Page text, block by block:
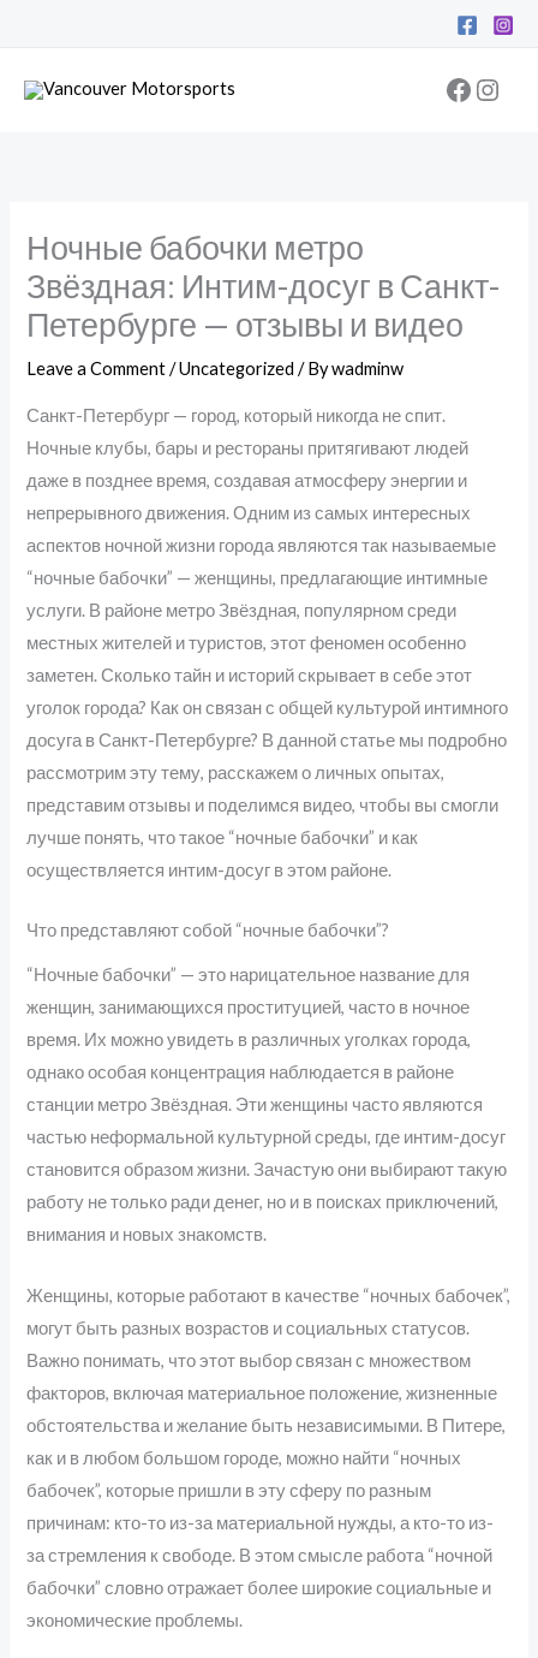
content
Ночные бабочки метро
Звёздная: Интим-досуг в Санкт-
Петербурге — отзывы и видео
Leave a Comment /Uncategorized / Bywadminw
Санкт-Петербург — город, который никогда не спит.
Ночные клубы, бары и рестораны притягивают людей
даже в позднее время, создавая атмосферу энергии и
непрерывного движения. Одним из самых интересных
аспектов ночной жизни города являются так называемые
“ночные бабочки” — женщины, предлагающие интимные
услуги. В районе метро Звёздная, популярном среди
местных жителей и туристов, этот феномен особенно
заметен. Сколько тайн и историй скрывает в себе этот
уголок города? Как он связан с общей культурой интимного
досуга в Санкт-Петербурге? В данной статье мы подробно
рассмотрим эту тему, расскажем о личных опытах,
представим отзывы и поделимся видео, чтобы вы смогли
лучше понять, что такое “ночные бабочки” и как
осуществляется интим-досуг в этом районе.
Что представляют собой “ночные бабочки”?
“Ночные бабочки” — это нарицательное название для
женщин, занимающихся проституцией, часто в ночное
время. Их можно увидеть в различных уголках города,
однако особая концентрация наблюдается в районе
станции метро Звёздная. Эти женщины часто являются
частью неформальной культурной среды, где интим-досуг
становится образом жизни. Зачастую они выбирают такую
работу не только ради денег, но и в поисках приключений,
внимания и новых знакомств.
Женщины, которые работают в качестве “ночных бабочек”,
могут быть разных возрастов и социальных статусов.
Важно понимать, что этот выбор связан с множеством
факторов, включая материальное положение, жизненные
обстоятельства и желание быть независимыми. В Питере,
как и в любом большом городе, можно найти “ночных
бабочек”, которые пришли в эту сферу по разным
причинам: кто-то из-за материальной нужды, а кто-то из-
за стремления к свободе. В этом смысле работа “ночной
бабочки” словно отражает более широкие социальные и
экономические проблемы.